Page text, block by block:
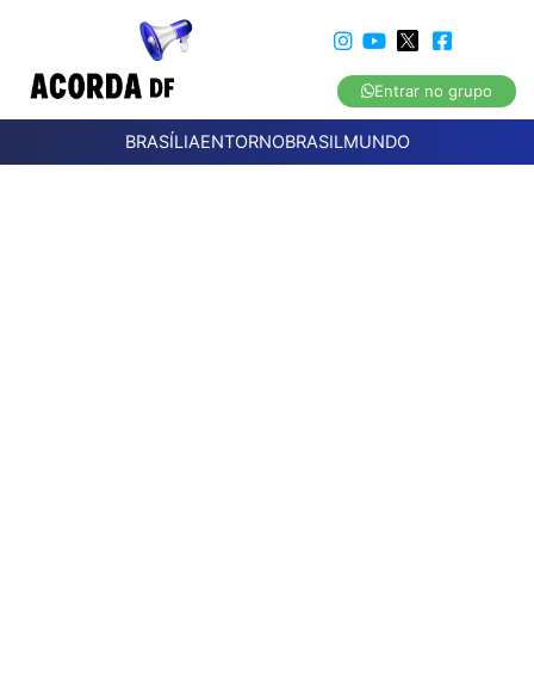
Entrar no grupo
BRASÍLIAENTORNOBRASILMUNDO